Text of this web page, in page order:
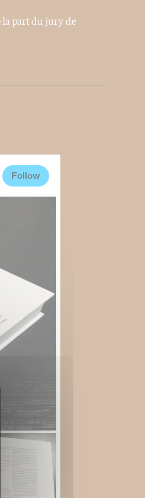
la part du jury de